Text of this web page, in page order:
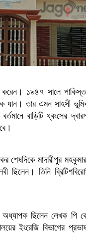
করেন। ১৯৪৭ সালে
তার এমন সাহসী
বাড়িটি ধ্বংসের
মাদারীপুর মহকুমার
তিনি
অধ্যাপক ছিলেন লেখক
ইংরেজি বিভাগের